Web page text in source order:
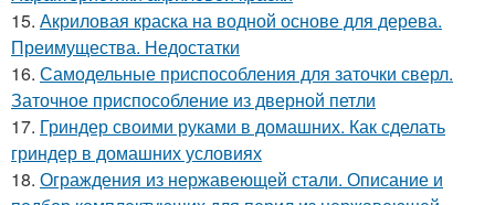
15. Акриловая краска на водной основе для дерева.
Преимущества. Недостатки
16. Самодельные приспособления для заточки сверл.
Заточное приспособление из дверной петли
17. Гриндер своими руками в домашних. Как сделать
гриндер в домашних условиях
18. Ограждения из нержавеющей стали. Описание и